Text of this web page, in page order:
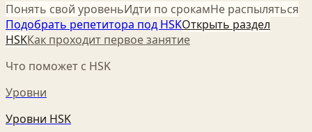
Понять свой уровеньИдти по срокамНе распыляться
Подобрать репетитора под HSKОткрыть раздел
HSKКак проходит первое занятие
Что поможет с HSK
Уровни
Уровни HSK